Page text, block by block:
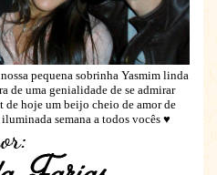
pequena sobrinha Yasmim linda
de uma genialidade de se admirar
de hoje um beijo cheio de amor de
semana a todos vocês ♥